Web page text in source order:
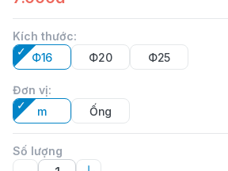
Kích thước:
Φ16
Φ20 Φ25
Đơn vị:
m
Ống
Số lượng